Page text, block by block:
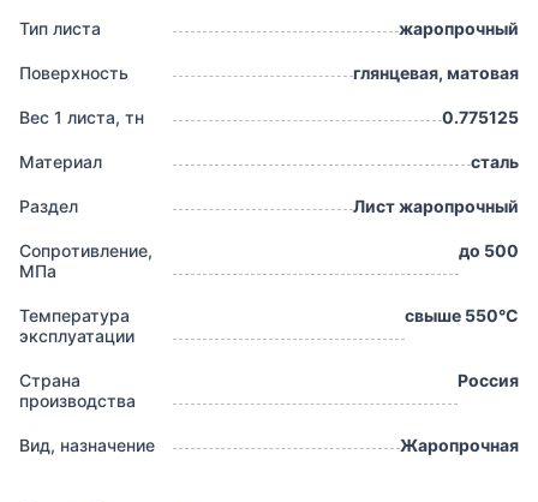
Тип листа жаропрочный
Поверхность глянцевая, матовая
Вес 1 листа, тн 0.775125
Материал сталь
Раздел Лист жаропрочный
Сопротивление,
МПа
до 500
Температура
эксплуатации
свыше 550°С
Страна
производства
Россия
Вид, назначение Жаропрочная